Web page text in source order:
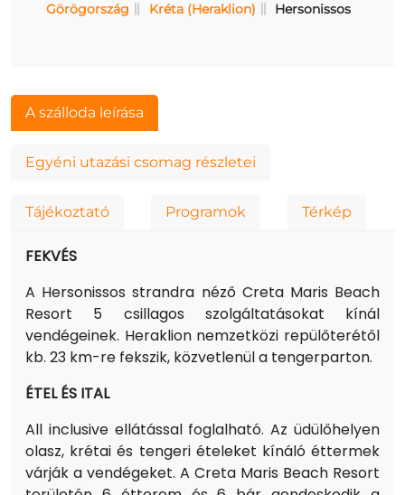
Görögország Kréta (Heraklion) Hersonissos
A szálloda leírása
Egyéni utazási csomag részletei
Tájékoztató Programok Térkép
FEKVÉS
A Hersonissos strandra néző Creta Maris Beach
Resort 5 csillagos szolgáltatásokat kínál
vendégeinek. Heraklion nemzetközi repülőterétől
kb. 23 km-re fekszik, közvetlenül a tengerparton.
ÉTEL ÉS ITAL
All inclusive ellátással foglalható. Az üdülőhelyen
olasz, krétai és tengeri ételeket kínáló éttermek
várják a vendégeket. A Creta Maris Beach Resort